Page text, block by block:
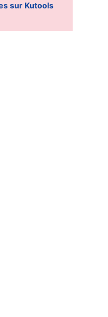
sur Kutools